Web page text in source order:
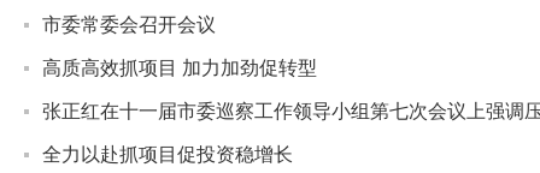
市委常委会召开会议
高质高效抓项目 加力加劲促转型
张正红在十一届市委巡察工作领导小组第七次会议上强调
全力以赴抓项目促投资稳增长